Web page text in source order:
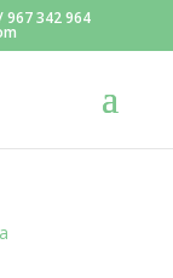
967 342 964